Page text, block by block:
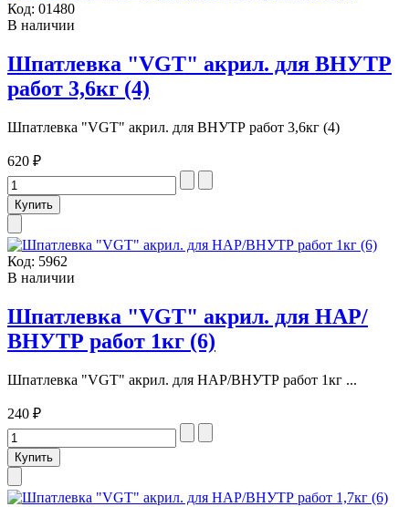
Код: 01480
В наличии
Шпатлевка "VGT" акрил. для ВНУТР
работ 3,6кг (4)
Шпатлевка "VGT" акрил. для ВНУТР работ 3,6кг (4)
620 ₽
Код: 5962
В наличии
Шпатлевка "VGT" акрил. для НАР/
ВНУТР работ 1кг (6)
Шпатлевка "VGT" акрил. для НАР/ВНУТР работ 1кг ...
240 ₽